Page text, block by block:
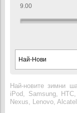
9.00
Най-новите зимни
iPod, Samsung,
Nexus, Lenovo,